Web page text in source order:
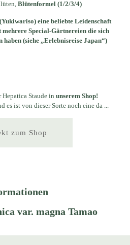
Blütenformel (1/2/3/4)
eine beliebte Leidenschaft
Special-Gärtnereien die sich
haben (siehe „Erlebnisreise Japan“)
Staude in unserem Shop!
es ist von dieser Sorte noch eine da ...
zum Shop
var. magna Tamao